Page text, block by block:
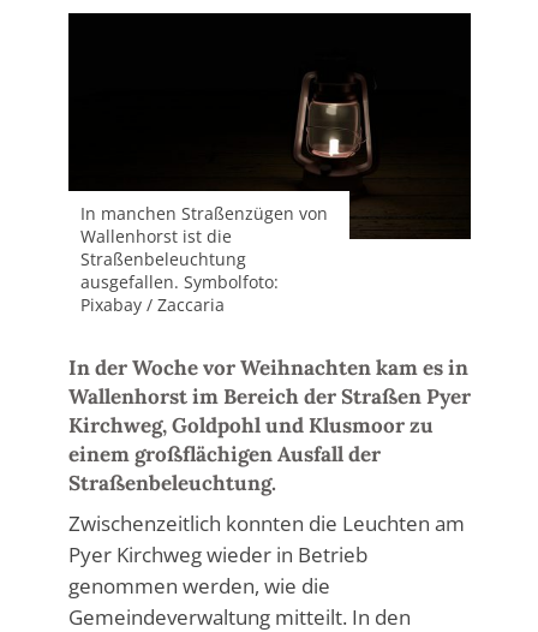
In manchen Straßenzügen von
Wallenhorst ist die
Straßenbeleuchtung
ausgefallen. Symbolfoto:
Pixabay / Zaccaria
In der Woche vor Weihnachten kam es in
Wallenhorst im Bereich der Straßen Pyer
Kirchweg, Goldpohl und Klusmoor zu
einem großflächigen Ausfall der
Straßenbeleuchtung.
Zwischenzeitlich konnten die Leuchten am
Pyer Kirchweg wieder in Betrieb
genommen werden, wie die
Gemeindeverwaltung mitteilt. In den